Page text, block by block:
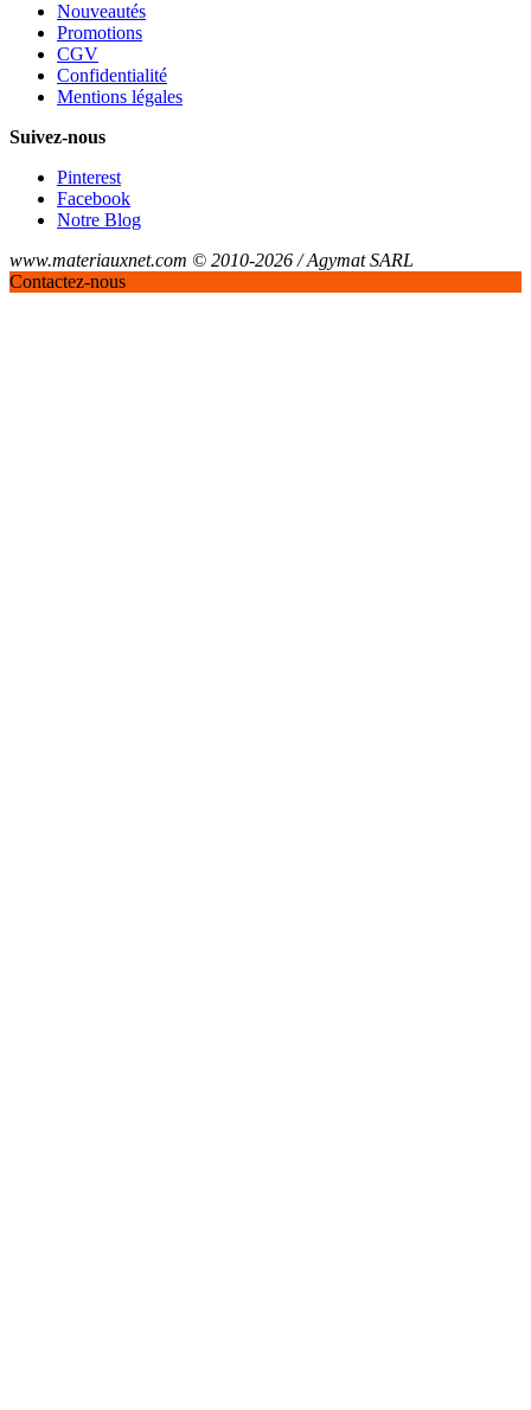
Nouveautés
Promotions
CGV
Confidentialité
Mentions légales
Suivez-nous
Pinterest
Facebook
Notre Blog
www.materiauxnet.com © 2010-2026 / Agymat SARL
Contactez-nous